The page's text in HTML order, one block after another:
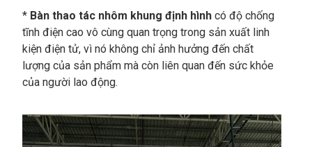
* Bàn thao tác nhôm khung định hìnhcó độ chống
tĩnh điện cao vô cùng quan trọng trong sản xuất linh
kiện điện tử, vì nó không chỉ ảnh hưởng đến chất
lượng của sản phẩm mà còn liên quan đến sức khỏe
của người lao động.